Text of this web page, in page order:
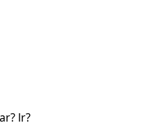
lr?